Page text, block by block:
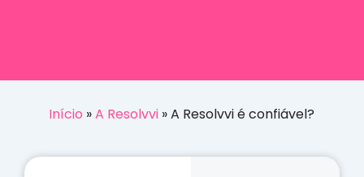
Início »A Resolvvi »A Resolvvi é confiável?